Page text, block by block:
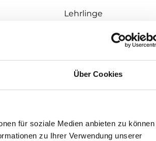
Über Cookies
für soziale Medien anbieten zu können
zu Ihrer Verwendung unserer
Lehrlinge
Mitarbeiter
Mobilität & Logistik
Oberösterreich